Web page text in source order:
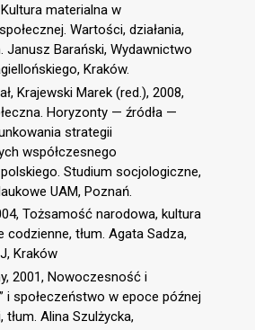
materialna w
Wartości, działania,
Janusz Barański, Wydawnictwo
Kraków.
Krajewski Marek (red.), 2008,
Horyzonty — źródła —
strategii
współczesnego
Studium socjologiczne,
UAM, Poznań.
Tożsamość narodowa, kultura
codzienne, tłum. Agata Sadza,
Kraków
2001, Nowoczesność i
i społeczeństwo w epoce późnej
Alina Szulżycka,